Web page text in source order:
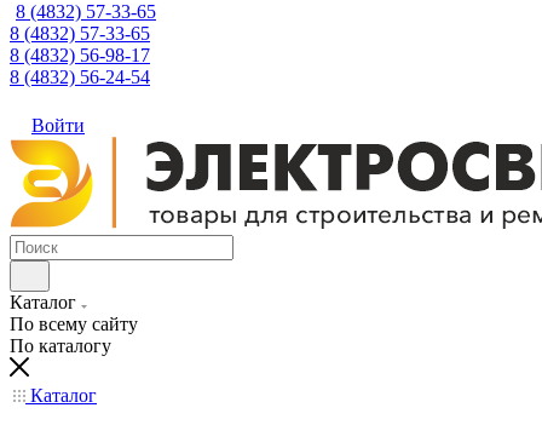
8 (4832) 57-33-65
8 (4832) 57-33-65
8 (4832) 56-98-17
8 (4832) 56-24-54
Войти
Каталог
По всему сайту
По каталогу
Каталог